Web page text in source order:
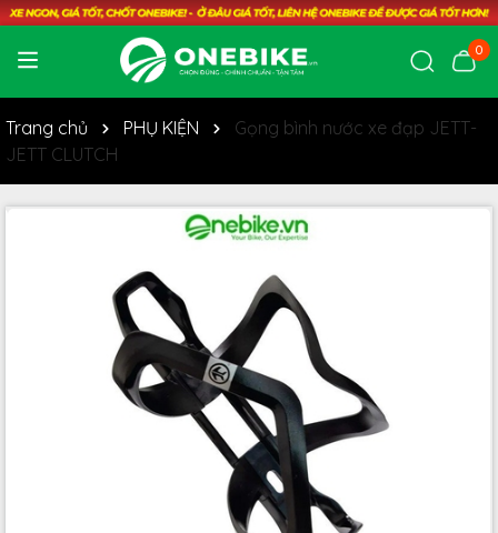
0
Trang chủ PHỤ KIỆN
Gọng bình nước xe đạp JETT-
JETT CLUTCH